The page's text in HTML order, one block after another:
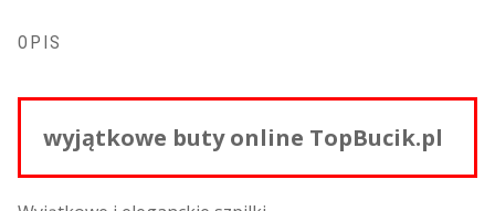
OPIS
wyjątkowe buty online TopBucik.pl